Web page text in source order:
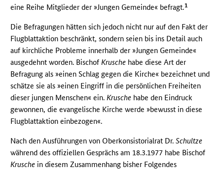
eine Reihe Mitglieder der »Jungen Gemeinde« befragt.1
Die Befragungen hätten sich jedoch nicht nur auf den Fakt der
Flugblattaktion beschränkt, sondern seien bis ins Detail auch
auf kirchliche Probleme innerhalb der »Jungen Gemeinde«
ausgedehnt worden. BischofKrusche habe diese Art der
Befragung als »einen Schlag gegen die Kirche« bezeichnet und
schätze sie als »einen Eingriff in die persönlichen Freiheiten
dieser jungen Menschen« ein.Krusche habe den Eindruck
gewonnen, die evangelische Kirche werde »bewusst in diese
Flugblattaktion einbezogen«.
Nach den Ausführungen von Oberkonsistorialrat Dr.Schultze
während des offiziellen Gesprächs am 18.3.1977 habe Bischof
Krusche in diesem Zusammenhang bisher Folgendes